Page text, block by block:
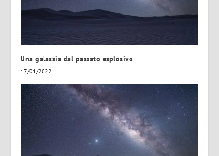
Una galassia dal passato esplosivo
17/01/2022